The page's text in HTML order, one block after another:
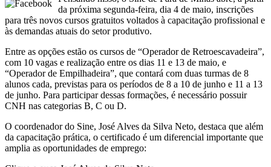
da próxima segunda-feira, dia 4 de maio, inscrições
para três novos cursos gratuitos voltados à capacitação profissional e
às demandas atuais do setor produtivo.
Entre as opções estão os cursos de “Operador de Retroescavadeira”,
com 10 vagas e realização entre os dias 11 e 13 de maio, e
“Operador de Empilhadeira”, que contará com duas turmas de 8
alunos cada, previstas para os períodos de 8 a 10 de junho e 11 a 13
de junho. Para participar dessas formações, é necessário possuir
CNH nas categorias B, C ou D.
O coordenador do Sine, José Alves da Silva Neto, destaca que além
da capacitação prática, o certificado é um diferencial importante que
amplia as oportunidades de emprego: